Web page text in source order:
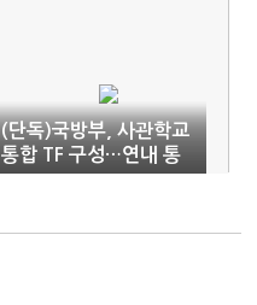
(단독)국방부, 사관학교
통합 TF 구성…연내 통
합 작업 마무리